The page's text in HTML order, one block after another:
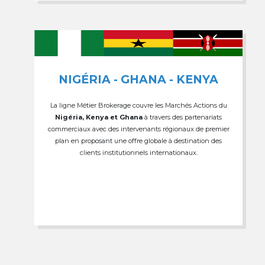
NIGÉRIA - GHANA - KENYA
La ligne Métier Brokerage couvre les Marchés Actions du
Nigéria, Kenya et Ghana à travers des partenariats
commerciaux avec des intervenants régionaux de premier
plan en proposant une offre globale à destination des
clients institutionnels internationaux.